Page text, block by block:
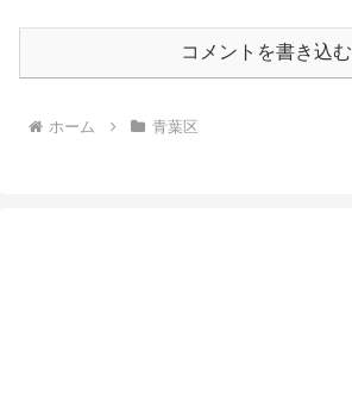
コメントを書き込む
ホーム 青葉区